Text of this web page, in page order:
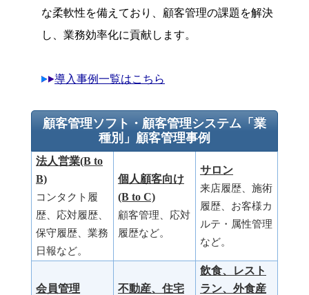
な柔軟性を備えており、顧客管理の課題を解決
し、業務効率化に貢献します。
導入事例一覧はこちら
顧客管理ソフト・顧客管理システム「業
種別」顧客管理事例
法人営業(B to
B)
コンタクト履
歴、応対履歴、
保守履歴、業務
日報など。
個人顧客向け
(B to C)
顧客管理、応対
履歴など。
サロン
来店履歴、施術
履歴、お客様カ
ルテ・属性管理
など。
会員管理
不動産、住宅
飲食、レスト
ラン、外食産